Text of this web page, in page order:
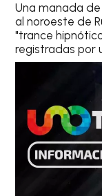
Una manada
al noroeste de
"trance
registradas por